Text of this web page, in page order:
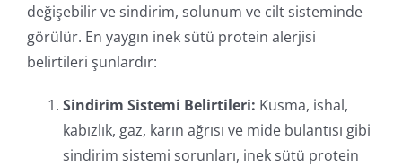
değişebilir ve sindirim, solunum ve cilt sisteminde
görülür. En yaygın inek sütü protein alerjisi
belirtileri şunlardır:
Sindirim Sistemi Belirtileri: Kusma, ishal,
kabızlık, gaz, karın ağrısı ve mide bulantısı gibi
sindirim sistemi sorunları, inek sütü protein